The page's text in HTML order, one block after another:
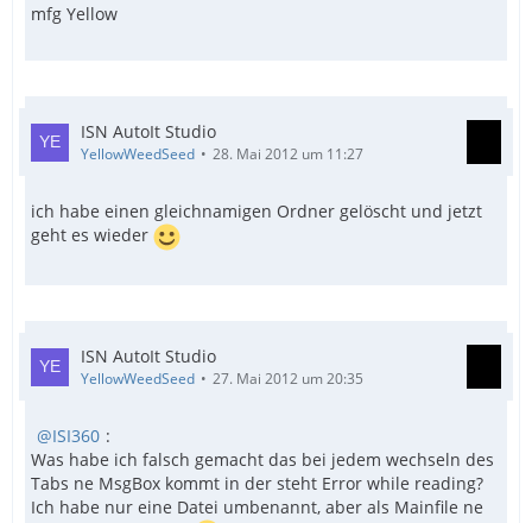
mfg Yellow
ISN AutoIt Studio
YellowWeedSeed 28. Mai 2012 um 11:27
ich habe einen gleichnamigen Ordner gelöscht und jetzt
geht es wieder
ISN AutoIt Studio
YellowWeedSeed 27. Mai 2012 um 20:35
ISI360 :
Was habe ich falsch gemacht das bei jedem wechseln des
Tabs ne MsgBox kommt in der steht Error while reading?
Ich habe nur eine Datei umbenannt, aber als Mainfile ne